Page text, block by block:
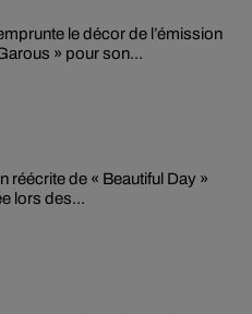
le décor de l’émission
» pour son...
réécrite de « Beautiful Day »
lors des...